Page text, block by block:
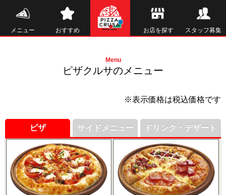
メニュー おすすめ お店を探す スタッフ募集
Menu
ピザクルサのメニュー
※表示価格は税込価格です
ピザ サイドメニュー ドリンク・デザート